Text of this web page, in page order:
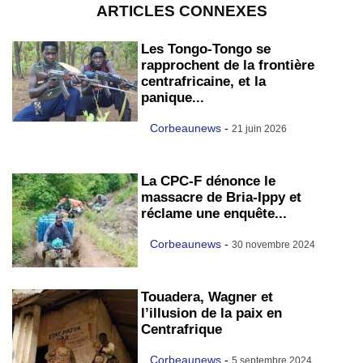
ARTICLES CONNEXES
Les Tongo-Tongo se
rapprochent de la frontière
centrafricaine, et la
panique...
Corbeaunews - 21 juin 2026
La CPC-F dénonce le
massacre de Bria-Ippy et
réclame une enquête...
Corbeaunews - 30 novembre 2024
Touadera, Wagner et
l’illusion de la paix en
Centrafrique
Corbeaunews -